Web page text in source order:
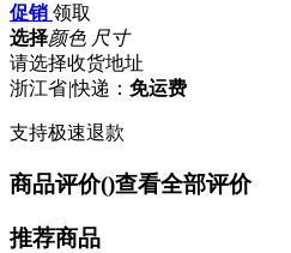
促销 领取
选择颜色 尺寸
请选择收货地址
浙江省|快递： 免运费
支持极速退款
商品评价()查看全部评价
推荐商品